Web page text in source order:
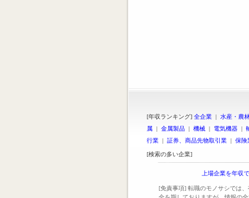
[年収ランキング] 全企業 | 水産・農
属 | 金属製品 | 機械 | 電気機器 |
行業 | 証券、商品先物取引業 | 保険
[検索の多い企業]
上場企業を年収
[免責事項] 転職のモノサシでは